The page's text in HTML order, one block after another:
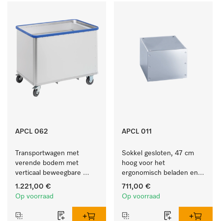
APCL 062
Transportwagen met
verende bodem met
verticaal beweegbare
bodem voor een
gelijkblijvende
1.221,00 €
Op voorraad
APCL 011
Sokkel gesloten, 47 cm
hoog voor het
ergonomisch beladen en
legen van de wasmachine
en droogkast.
711,00 €
Op voorraad